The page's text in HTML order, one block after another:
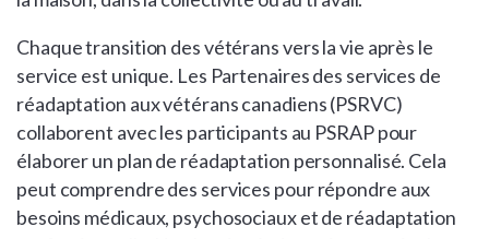
Chaque transition des vétérans vers la vie après le
service est unique. Les Partenaires des services de
réadaptation aux vétérans canadiens (PSRVC)
collaborent avec les participants au PSRAP pour
élaborer un plan de réadaptation personnalisé. Cela
peut comprendre des services pour répondre aux
besoins médicaux, psychosociaux et de réadaptation